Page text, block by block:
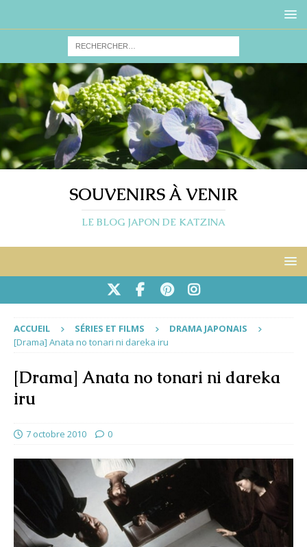
SOUVENIRS À VENIR
LE BLOG JAPON DE KATZINA
ACCUEIL SÉRIES ET FILMS
DRAMA JAPONAIS
[Drama] Anata no tonari ni dareka iru
[Drama] Anata no tonari ni dareka
iru
7 octobre 2010 0